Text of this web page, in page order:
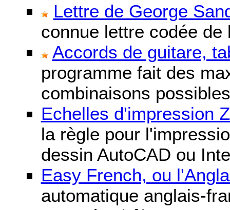
Lettre de George
connue lettre codée
Accords de guitare,
programme fait des
combinaisons
Echelles d'impression
la règle pour
dessin AutoCAD ou
Easy French, ou
automatique anglais-